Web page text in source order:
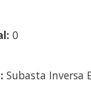
0
Subasta Inversa